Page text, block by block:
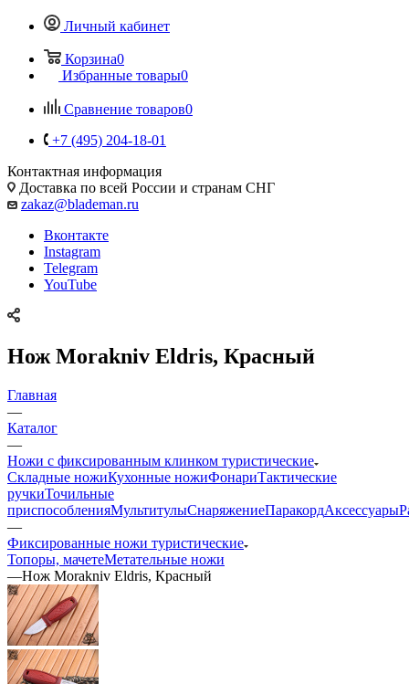
Личный кабинет
Корзина0
Избранные товары0
Сравнение товаров0
+7 (495) 204-18-01
Контактная информация
Доставка по всей России и странам СНГ
zakaz@blademan.ru
Вконтакте
Instagram
Telegram
YouTube
Нож Morakniv Eldris, Красный
Главная
—
Каталог
—
Ножи с фиксированным клинком туристические
Складные ножиКухонные ножиФонариТактические
ручкиТочильные
приспособленияМультитулыСнаряжениеПаракордАксессуары
—
Фиксированные ножи туристические
Топоры, мачетеМетательные ножи
—Нож Morakniv Eldris, Красный